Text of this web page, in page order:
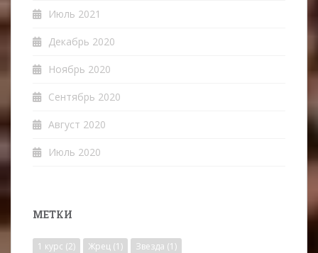
Июль 2021
Декабрь 2020
Ноябрь 2020
Сентябрь 2020
Август 2020
Июль 2020
МЕТКИ
1 курс (2) Жрец (1) Звезда (1)